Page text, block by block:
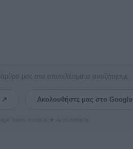
άρθρα μας στα αποτελέσματα αναζήτησης
↗ Ακολουθήστε μας στο